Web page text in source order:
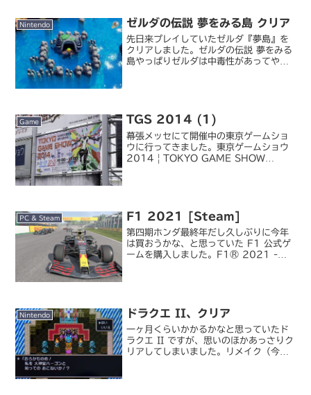
Nintendo ゼルダの伝説 夢をみる島 クリア
先日来プレイしていたゼルダ『夢島』を
クリアしました。ゼルダの伝説 夢をみる
島やっぱりゼルダは中毒性があってやめ
Game TGS 2014 (1)
幕張メッセにて開催中の東京ゲームショ
ウに行ってきました。東京ゲームショウ
2014 | TOKYO GAME SHOW
PC & Steam F1 2021 [Steam]
第四期ホンダ最終年だし久しぶりに今年
は買おうかな、と思っていた F1 公式ゲ
ームを購入しました。F1® 2021 -
Nintendo ドラクエ II、クリア
一ヶ月くらいかかるかなと思っていたド
ラクエ II ですが、思いのほかあっさりク
リアしてしまいました。リメイク（今回